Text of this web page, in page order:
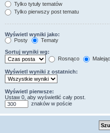
Tylko tytuły tematów
Tylko pierwszy post tematu
Wyświetl wyniki jako:
Posty
Tematy
Sortuj wyniki wg:
Rosnąco
Wyświetl wyniki z ostatnich:
Wyświetl pierwsze:
Ustaw 0, aby wyświetlić cały post.
znaków w poście